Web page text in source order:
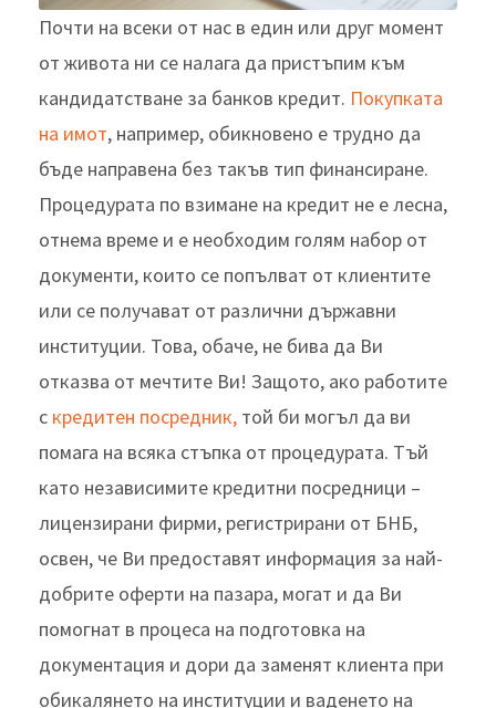
Почти на всеки от нас в един или друг момент
от живота ни се налага да пристъпим към
кандидатстване за банков кредит. Покупката
на имот, например, обикновено е трудно да
бъде направена без такъв тип финансиране.
Процедурата по взимане на кредит не е лесна,
отнема време и е необходим голям набор от
документи, които се попълват от клиентите
или се получават от различни държавни
институции. Това, обаче, не бива да Ви
отказва от мечтите Ви! Защото, ако работите
с кредитен посредник, той би могъл да ви
помага на всяка стъпка от процедурата. Тъй
като независимите кредитни посредници –
лицензирани фирми, регистрирани от БНБ,
освен, че Ви предоставят информация за най-
добрите оферти на пазара, могат и да Ви
помогнат в процеса на подготовка на
документация и дори да заменят клиента при
обикалянето на институции и ваденето на